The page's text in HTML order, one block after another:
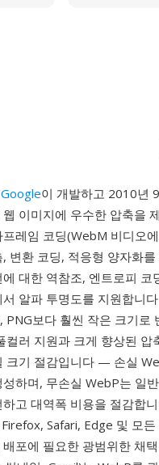
Google이 개발하고 2010년
이미지에 우수한 압축을
프레임 코딩(WebM 비디오
변환 코딩, 적응형 양자화
에 대한 역참조, 엔트로피
서 알파 투명도를 지원합니
PNG보다 훨씬 작은 크기로
컬러 지원과 크게 향상된
크기 절감입니다 — 손실
성하며, 무손실 WebP는 일
하고 대역폭 비용을 절감합
Safari, Edge 및 모
배포에 필요한 광범위한 채